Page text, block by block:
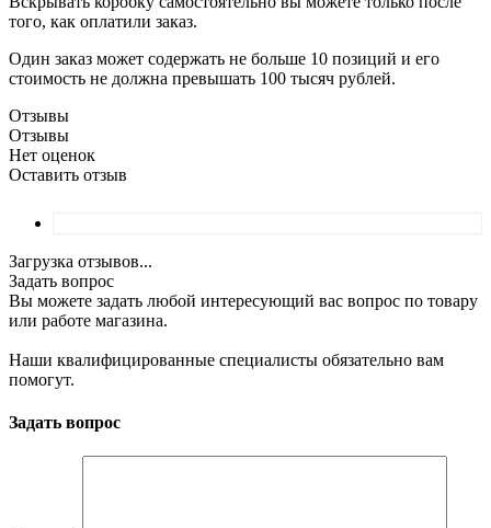
того, как оплатили заказ.
Один заказ может содержать не больше 10 позиций и его
стоимость не должна превышать 100 тысяч рублей.
Отзывы
Отзывы
Нет оценок
Оставить отзыв
Загрузка отзывов...
Задать вопрос
Вы можете задать любой интересующий вас вопрос по товару
или работе магазина.
Наши квалифицированные специалисты обязательно вам
помогут.
Задать вопрос